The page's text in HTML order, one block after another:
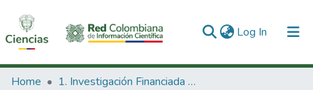
Log In (current)
Communities & Collections
Home
1. Investigación Financiada con Recursos Públicos